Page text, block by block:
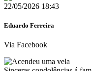
22/05/2026 18:43
Eduardo Ferreira
Via Facebook